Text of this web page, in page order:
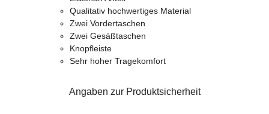
Qualitativ hochwertiges Material
Zwei Vordertaschen
Zwei Gesäßtaschen
Knopfleiste
Sehr hoher Tragekomfort
Angaben zur Produktsicherheit